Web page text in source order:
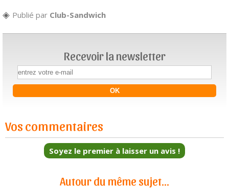
Publié par Club-Sandwich
Recevoir la newsletter
Vos commentaires
Soyez le premier à laisser un avis !
Autour du même sujet...